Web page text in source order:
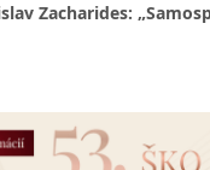
Zacharides: